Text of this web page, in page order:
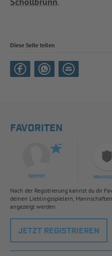
Diese Seite teilen
FAVORITEN
Spieler
Nach der Registrierung kannst du dir
deinen Lieblingsspielern,
angezeigt werden.
JETZT REGISTRIEREN